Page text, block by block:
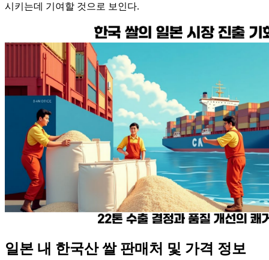
시키는데 기여할 것으로 보인다.
일본 내 한국산 쌀 판매처 및 가격 정보